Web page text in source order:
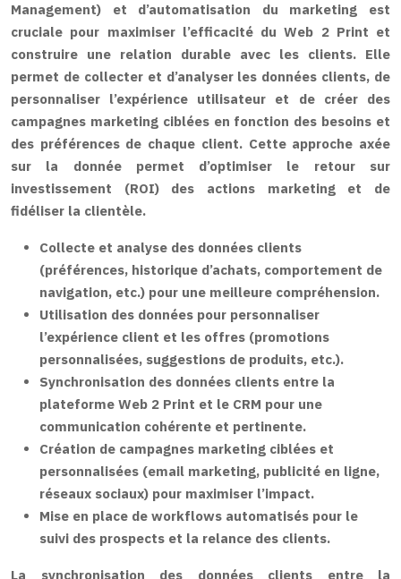
Management) et d’automatisation du marketing est
cruciale pour maximiser l’efficacité du Web 2 Print et
construire une relation durable avec les clients. Elle
permet de collecter et d’analyser les données clients, de
personnaliser l’expérience utilisateur et de créer des
campagnes marketing ciblées en fonction des besoins et
des préférences de chaque client. Cette approche axée
sur la donnée permet d’optimiser le retour sur
investissement (ROI) des actions marketing et de
fidéliser la clientèle.
Collecte et analyse des données clients
(préférences, historique d’achats, comportement de
navigation, etc.) pour une meilleure compréhension.
Utilisation des données pour personnaliser
l’expérience client et les offres (promotions
personnalisées, suggestions de produits, etc.).
Synchronisation des données clients entre la
plateforme Web 2 Print et le CRM pour une
communication cohérente et pertinente.
Création de campagnes marketing ciblées et
personnalisées (email marketing, publicité en ligne,
réseaux sociaux) pour maximiser l’impact.
Mise en place de workflows automatisés pour le
suivi des prospects et la relance des clients.
La synchronisation des données clients entre la